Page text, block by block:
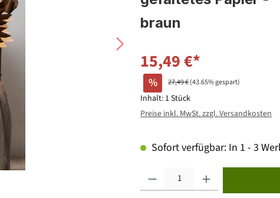
braun
15,49 €*
% 27,49 €(43.65% gespart)
Inhalt: 1 Stück
Preise inkl. MwSt. zzgl. Versandkosten
Sofort verfügbar: In 1 - 3